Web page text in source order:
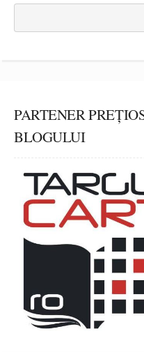
PARTENER
BLOGULUI